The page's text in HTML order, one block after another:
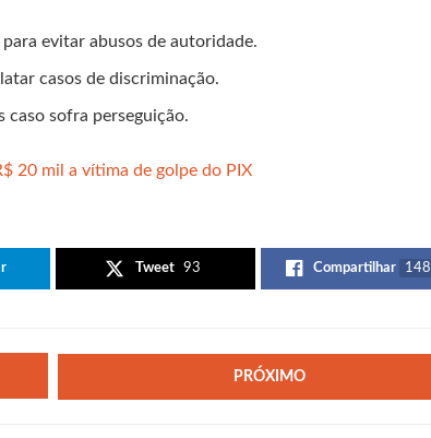
evitar abusos de autoridade.
casos de discriminação.
caso sofra perseguição.
20 mil a vítima de golpe do PIX
Tweet 93 Compartilhar 148
PRÓXIMO